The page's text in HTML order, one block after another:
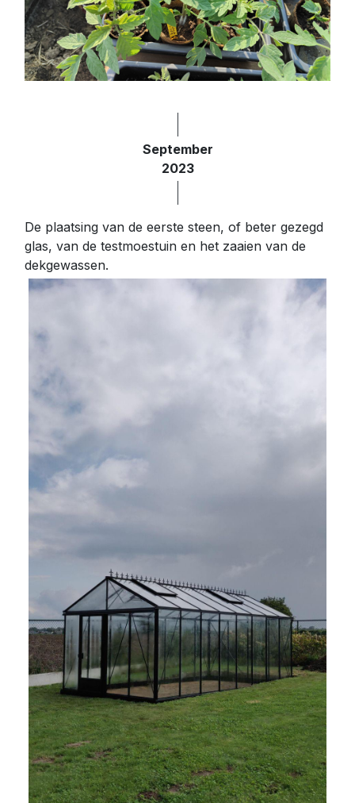
September
2023
De plaatsing van de eerste steen, of beter gezegd
glas, van de testmoestuin en het zaaien van de
dekgewassen.